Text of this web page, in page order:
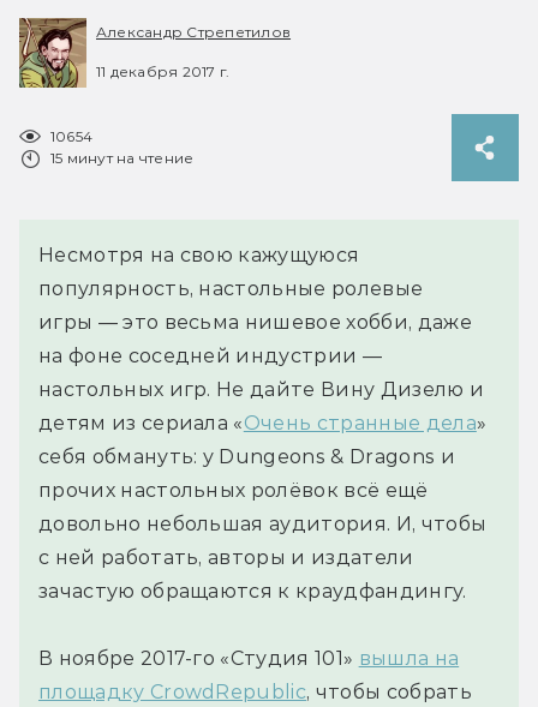
Александр Стрепетилов
11 декабря 2017 г.
10654
15 минут на чтение
Несмотря на свою кажущуюся
популярность, настольные ролевые
игры — это весьма нишевое хобби, даже
на фоне соседней индустрии —
настольных игр. Не дайте Вину Дизелю и
детям из сериала «Очень странные дела»
себя обмануть: у Dungeons & Dragons и
прочих настольных ролёвок всё ещё
довольно небольшая аудитория. И, чтобы
с ней работать, авторы и издатели
зачастую обращаются к краудфандингу.
В ноябре 2017-го «Студия 101» вышла на
площадку CrowdRepublic, чтобы собрать